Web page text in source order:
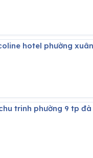
hotel phường
trinh phường 9 tp